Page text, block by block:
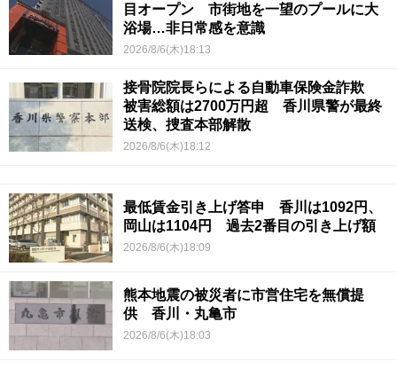
目オープン 市街地を一望のプールに大
浴場…非日常感を意識
2026/8/6(木)18:13
接骨院院長らによる自動車保険金詐欺
被害総額は2700万円超 香川県警が最終
送検、捜査本部解散
2026/8/6(木)18:12
最低賃金引き上げ答申 香川は1092円、
岡山は1104円 過去2番目の引き上げ額
2026/8/6(木)18:09
熊本地震の被災者に市営住宅を無償提
供 香川・丸亀市
2026/8/6(木)18:03